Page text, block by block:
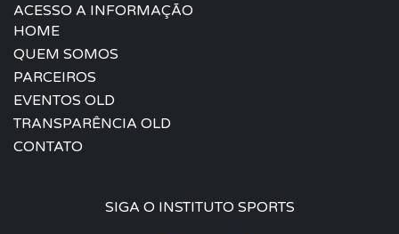
ACESSO A INFORMAÇÃO
HOME
QUEM SOMOS
PARCEIROS
EVENTOS OLD
TRANSPARÊNCIA OLD
CONTATO
SIGA O INSTITUTO SPORTS